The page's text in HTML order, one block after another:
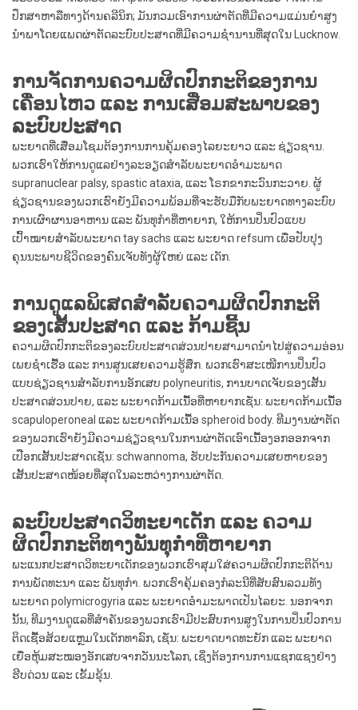
ປຶກສາຫາລືທາງດ້ານຄລີນິກ; ມັນກວມເອົາການຜ່າຕັດທີ່ມີຄວາມແມ່ນຍໍາສູງ
ນໍາພາໂດຍແພດຜ່າຕັດລະບົບປະສາດທີ່ມີຄວາມຊໍານານທີ່ສຸດໃນ Lucknow.
ການຈັດການຄວາມຜິດປົກກະຕິຂອງການ
ເຄື່ອນໄຫວ ແລະ ການເສື່ອມສະພາບຂອງ
ລະບົບປະສາດ
ພະຍາດທີ່ເສື່ອມໂຊມຕ້ອງການການຄຸ້ມຄອງໄລຍະຍາວ ແລະ ຊ່ຽວຊານ.
ພວກເຮົາໃຫ້ການດູແລຢ່າງລະອຽດສຳລັບພະຍາດອຳມະພາດ
supranuclear palsy, spastic ataxia, ແລະ ໂຣກຂາກະວົນກະວາຍ. ຜູ້
ຊ່ຽວຊານຂອງພວກເຮົາຍັງມີຄວາມພ້ອມທີ່ຈະຮັບມືກັບພະຍາດທາງລະບົບ
ການເຜົາຜານອາຫານ ແລະ ພັນທຸກຳທີ່ຫາຍາກ, ໃຫ້ການປິ່ນປົວແບບ
ເປົ້າໝາຍສຳລັບພະຍາດ tay sachs ແລະ ພະຍາດ refsum ເພື່ອປັບປຸງ
ຄຸນນະພາບຊີວິດຂອງຄົນເຈັບທັງຜູ້ໃຫຍ່ ແລະ ເດັກ.
ການດູແລພິເສດສຳລັບຄວາມຜິດປົກກະຕິ
ຂອງເສັ້ນປະສາດ ແລະ ກ້າມຊີ້ນ
ຄວາມຜິດປົກກະຕິຂອງລະບົບປະສາດສ່ວນປາຍສາມາດນໍາໄປສູ່ຄວາມອ່ອນ
ເພຍຊໍາເຮື້ອ ແລະ ການສູນເສຍຄວາມຮູ້ສຶກ. ພວກເຮົາສະເໜີການປິ່ນປົວ
ແບບຊ່ຽວຊານສໍາລັບການອັກເສບ polyneuritis, ການບາດເຈັບຂອງເສັ້ນ
ປະສາດສ່ວນປາຍ, ແລະ ພະຍາດກ້າມເນື້ອທີ່ຫາຍາກເຊັ່ນ: ພະຍາດກ້າມເນື້ອ
scapuloperoneal ແລະ ພະຍາດກ້າມເນື້ອ spheroid body. ທີມງານຜ່າຕັດ
ຂອງພວກເຮົາຍັງມີຄວາມຊ່ຽວຊານໃນການຜ່າຕັດເອົາເນື້ອງອກອອກຈາກ
ເປືອກເສັ້ນປະສາດເຊັ່ນ: schwannoma, ຮັບປະກັນຄວາມເສຍຫາຍຂອງ
ເສັ້ນປະສາດໜ້ອຍທີ່ສຸດໃນລະຫວ່າງການຜ່າຕັດ.
ລະບົບປະສາດວິທະຍາເດັກ ແລະ ຄວາມ
ຜິດປົກກະຕິທາງພັນທຸກໍາທີ່ຫາຍາກ
ພະແນກປະສາດວິທະຍາເດັກຂອງພວກເຮົາສຸມໃສ່ຄວາມຜິດປົກກະຕິດ້ານ
ການພັດທະນາ ແລະ ພັນທຸກໍາ. ພວກເຮົາຄຸ້ມຄອງກໍລະນີທີ່ສັບສົນລວມທັງ
ພະຍາດ polymicrogyria ແລະ ພະຍາດອຳມະພາດເປັນໄລຍະ. ນອກຈາກ
ນັ້ນ, ທີມງານດູແລທີ່ສຳຄັນຂອງພວກເຮົາມີປະສົບການສູງໃນການປິ່ນປົວການ
ຕິດເຊື້ອສ້ວຍແຫຼມໃນເດັກທາລົກ, ເຊັ່ນ: ພະຍາດບາດທະຍັກ ແລະ ພະຍາດ
ເຍື່ອຫຸ້ມສະໝອງອັກເສບຈາກວັນນະໂລກ, ເຊິ່ງຕ້ອງການການແຊກແຊງຢ່າງ
ຮີບດ່ວນ ແລະ ເຂັ້ມຂຸ້ນ.